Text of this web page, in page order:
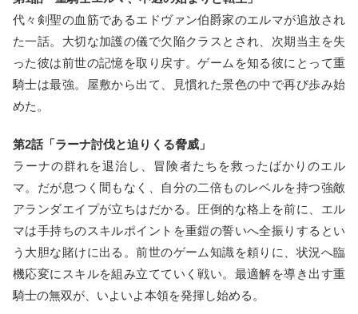
代々剣聖の血筋であるエドヴァン伯爵家のエルマが追放され
た一話。大切な加護の儀で欠陥クラスとされ、次期当主を失
った彼は前世の記憶を取り戻す。ゲームを知る彼にとって重
騎士は最強。屋敷から出て、見慣れた景色の中で再び歩み始
めた。
第2話「ラーナ討伐と迫りくる脅威」
ラーナの群れを退治し、冒険者たちを救ったばかりのエル
マ。だが息つく間もなく、自分の二倍ものレベルを持つ強敵
アランダエイプが立ちはだかる。圧倒的な格上を前に、エル
マは手持ちのスキルポイントを重鎧の誓いへ全振りするとい
う大胆な賭けに出る。前世のゲーム知識を頼りに、状況へ臨
機応変にスキルを組み立てていく戦い。最適解を導き出す重
騎士の無双が、いよいよ本領を発揮し始める。